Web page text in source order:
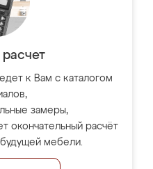
к Вам с каталогом
замеры,
окончательный расчёт
мебели.